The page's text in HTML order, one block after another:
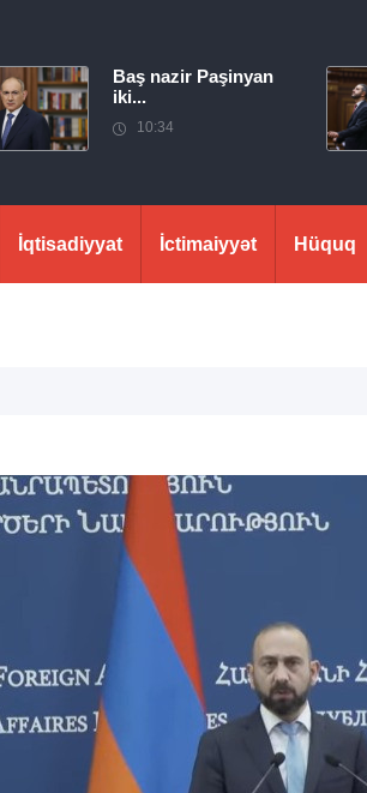
Baş nazir Paşinyan
iki...
10:34
İqtisadiyyat İctimaiyyət Hüquq